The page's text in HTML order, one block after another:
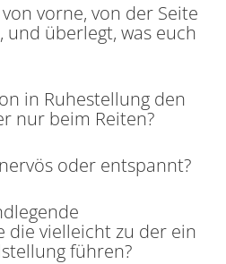
vorne, von der Seite
überlegt, was euch
in Ruhestellung den
nur beim Reiten?
oder entspannt?
die vielleicht zu der ein
führen?